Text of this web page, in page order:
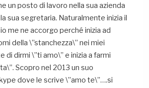
un posto di lavoro nella sua azienda
sua segretaria. Naturalmente inizia il
me ne accorgo perché inizia ad
della \”stanchezza\” nei miei
di dirmi \”ti amo\” e inizia a farmi
Scopro nel 2013 un suo
dove le scrive \”amo te\”….si